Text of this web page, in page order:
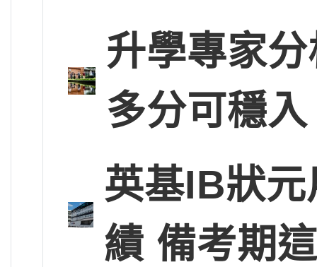
升學專家
多分可穩
英基IB狀
績 備考期